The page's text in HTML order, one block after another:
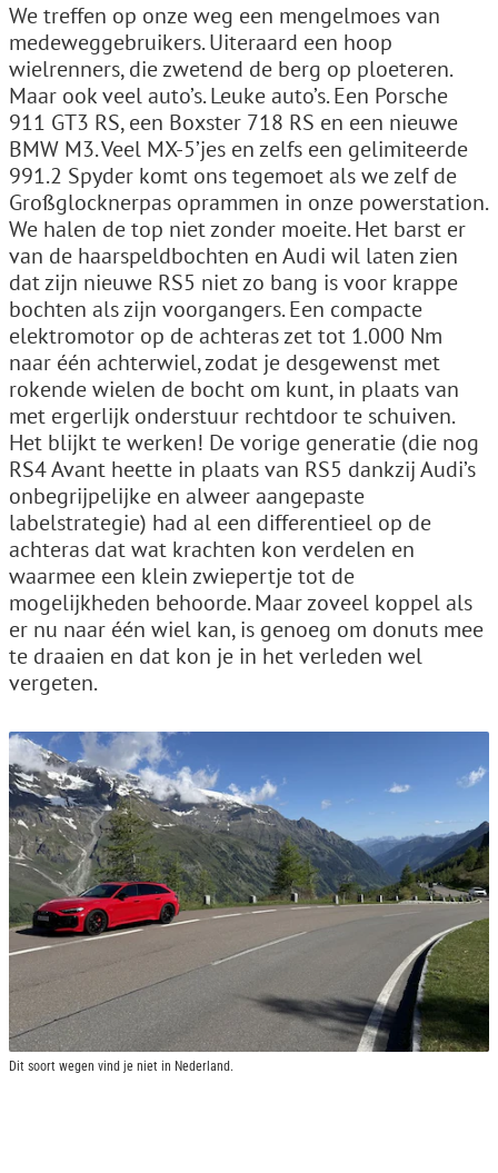
We treffen op onze weg een mengelmoes van
medeweggebruikers. Uiteraard een hoop
wielrenners, die zwetend de berg op ploeteren.
Maar ook veel auto’s. Leuke auto’s. Een Porsche
911 GT3 RS, een Boxster 718 RS en een nieuwe
BMW M3. Veel MX-5’jes en zelfs een gelimiteerde
991.2 Spyder komt ons tegemoet als we zelf de
Großglocknerpas oprammen in onze powerstation.
We halen de top niet zonder moeite. Het barst er
van de haarspeldbochten en Audi wil laten zien
dat zijn nieuwe RS5 niet zo bang is voor krappe
bochten als zijn voorgangers. Een compacte
elektromotor op de achteras zet tot 1.000 Nm
naar één achterwiel, zodat je desgewenst met
rokende wielen de bocht om kunt, in plaats van
met ergerlijk onderstuur rechtdoor te schuiven.
Het blijkt te werken! De vorige generatie (die nog
RS4 Avant heette in plaats van RS5 dankzij Audi’s
onbegrijpelijke en alweer aangepaste
labelstrategie) had al een differentieel op de
achteras dat wat krachten kon verdelen en
waarmee een klein zwiepertje tot de
mogelijkheden behoorde. Maar zoveel koppel als
er nu naar één wiel kan, is genoeg om donuts mee
te draaien en dat kon je in het verleden wel
vergeten.
Dit soort wegen vind je niet in Nederland.